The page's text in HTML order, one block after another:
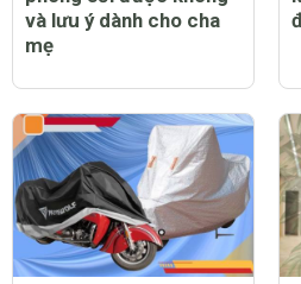
và lưu ý dành cho cha
mẹ